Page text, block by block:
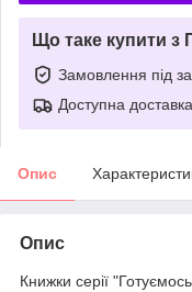
Що таке купити з
Замовлення під
Доступна доставка
Опис
Опис
Книжки серії